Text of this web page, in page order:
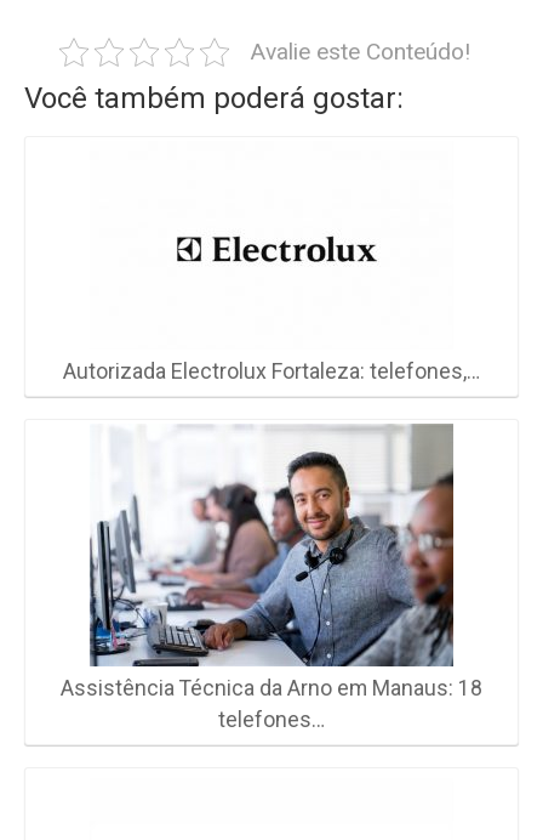
Avalie este Conteúdo!
Você também poderá gostar:
Autorizada Electrolux Fortaleza: telefones,…
Assistência Técnica da Arno em Manaus: 18
telefones…